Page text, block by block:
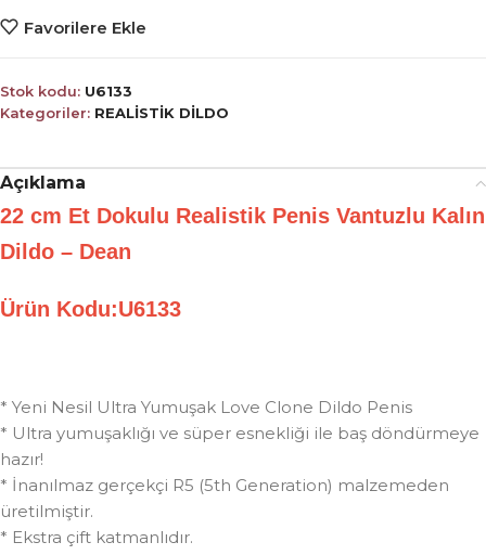
Favorilere Ekle
Stok kodu: U6133
Kategoriler: REALİSTİK DİLDO
Açıklama
22 cm Et Dokulu Realistik Penis Vantuzlu Kalın
Dildo – Dean
Ürün Kodu:U6133
* Yeni Nesil Ultra Yumuşak Love Clone Dildo Penis
* Ultra yumuşaklığı ve süper esnekliği ile baş döndürmeye
hazır!
* İnanılmaz gerçekçi R5 (5th Generation) malzemeden
üretilmiştir.
* Ekstra çift katmanlıdır.